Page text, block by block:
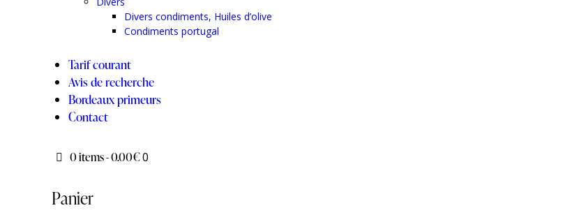
Divers condiments, Huiles d’olive
Condiments portugal
Tarif courant
Avis de recherche
Bordeaux primeurs
Contact
0 items-0.00€0
Panier